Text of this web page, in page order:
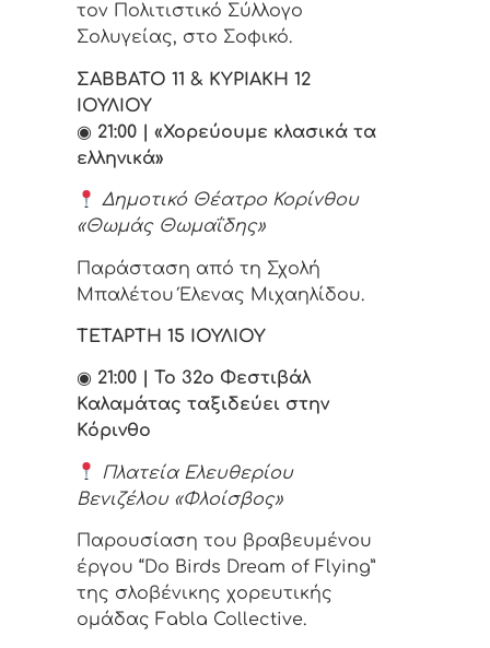
τον Πολιτιστικό Σύλλογο
Σολυγείας, στο Σοφικό.
ΣΑΒΒΑΤΟ 11 & ΚΥΡΙΑΚΗ 12
ΙΟΥΛΙΟΥ
◉ 21:00 | «Χορεύουμε κλασικά τα
ελληνικά»
Δημοτικό Θέατρο Κορίνθου
«Θωμάς Θωμαΐδης»
Παράσταση από τη Σχολή
Μπαλέτου Έλενας Μιχαηλίδου.
ΤΕΤΑΡΤΗ 15 ΙΟΥΛΙΟΥ
◉ 21:00 | Το 32ο Φεστιβάλ
Καλαμάτας ταξιδεύει στην
Κόρινθο
Πλατεία Ελευθερίου
Βενιζέλου «Φλοίσβος»
Παρουσίαση του βραβευμένου
έργου “Do Birds Dream of Flying”
της σλοβένικης χορευτικής
ομάδας Fabla Collective.